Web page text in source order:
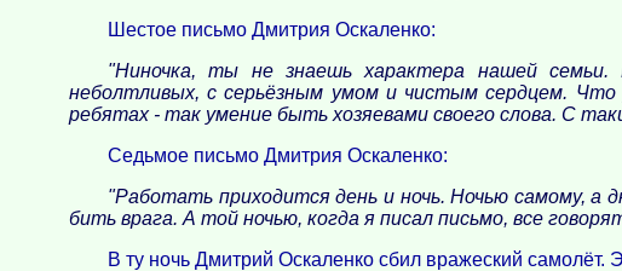
Шестое письмо Дмитрия Оскаленко:
"Ниночка, ты не знаешь характера нашей
неболтливых, с серьёзным умом и чистым сердцем.
ребятах - так умение быть хозяевами своего слова. С
Седьмое письмо Дмитрия Оскаленко:
"Работать приходится день и ночь. Ночью самому,
бить врага. А той ночью, когда я писал письмо, все
В ту ночь Дмитрий Оскаленко сбил вражеский